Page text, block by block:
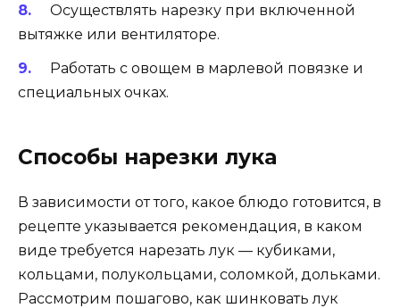
Осуществлять нарезку при включенной
вытяжке или вентиляторе.
Работать с овощем в марлевой повязке и
специальных очках.
Способы нарезки лука
В зависимости от того, какое блюдо готовится, в
рецепте указывается рекомендация, в каком
виде требуется нарезать лук — кубиками,
кольцами, полукольцами, соломкой, дольками.
Рассмотрим пошагово, как шинковать лук